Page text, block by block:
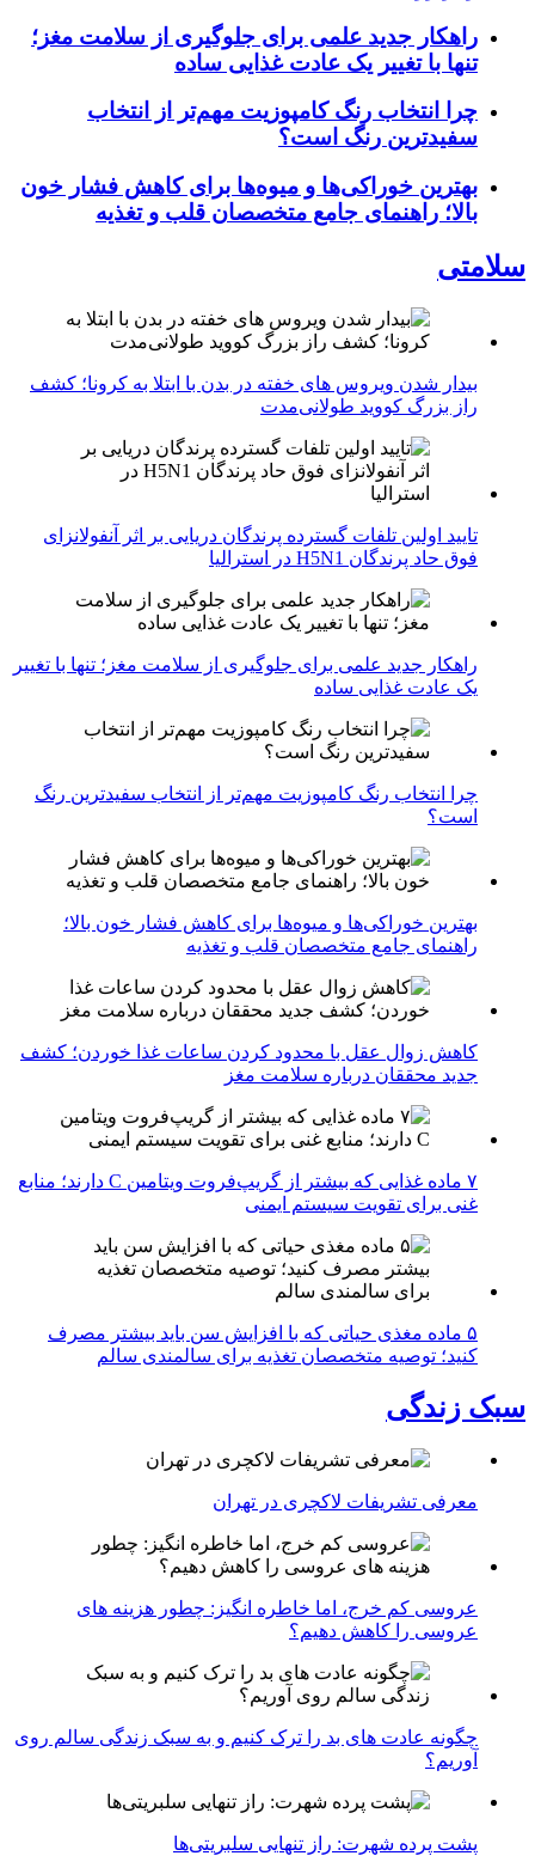
راهکار جدید علمی برای جلوگیری از سلامت مغز؛
تنها با تغییر یک عادت غذایی ساده
چرا انتخاب رنگ کامپوزیت مهم‌تر از انتخاب
سفیدترین رنگ است؟
بهترین خوراکی‌ها و میوه‌ها برای کاهش فشار خون
بالا؛ راهنمای جامع متخصصان قلب و تغذیه
سلامتی
بیدار شدن ویروس‌ های خفته در بدن با ابتلا به کرونا؛ کشف
راز بزرگ کووید طولانی‌مدت
تایید اولین تلفات گسترده پرندگان دریایی بر اثر آنفولانزای
فوق حاد پرندگان H5N1 در استرالیا
راهکار جدید علمی برای جلوگیری از سلامت مغز؛ تنها با تغییر
یک عادت غذایی ساده
چرا انتخاب رنگ کامپوزیت مهم‌تر از انتخاب سفیدترین رنگ
است؟
بهترین خوراکی‌ها و میوه‌ها برای کاهش فشار خون بالا؛
راهنمای جامع متخصصان قلب و تغذیه
کاهش زوال عقل با محدود کردن ساعات غذا خوردن؛ کشف
جدید محققان درباره سلامت مغز
۷ ماده غذایی که بیشتر از گریپ‌فروت ویتامین C دارند؛ منابع
غنی برای تقویت سیستم ایمنی
۵ ماده مغذی حیاتی که با افزایش سن باید بیشتر مصرف
کنید؛ توصیه متخصصان تغذیه برای سالمندی سالم
سبک زندگی
معرفی تشریفات لاکچری در تهران
عروسی کم خرج، اما خاطره انگیز: چطور هزینه های
عروسی را کاهش دهیم؟
چگونه عادت‌ های بد را ترک کنیم و به سبک زندگی سالم روی
آوریم؟
پشت پرده شهرت: راز تنهایی سلبریتی‌ها